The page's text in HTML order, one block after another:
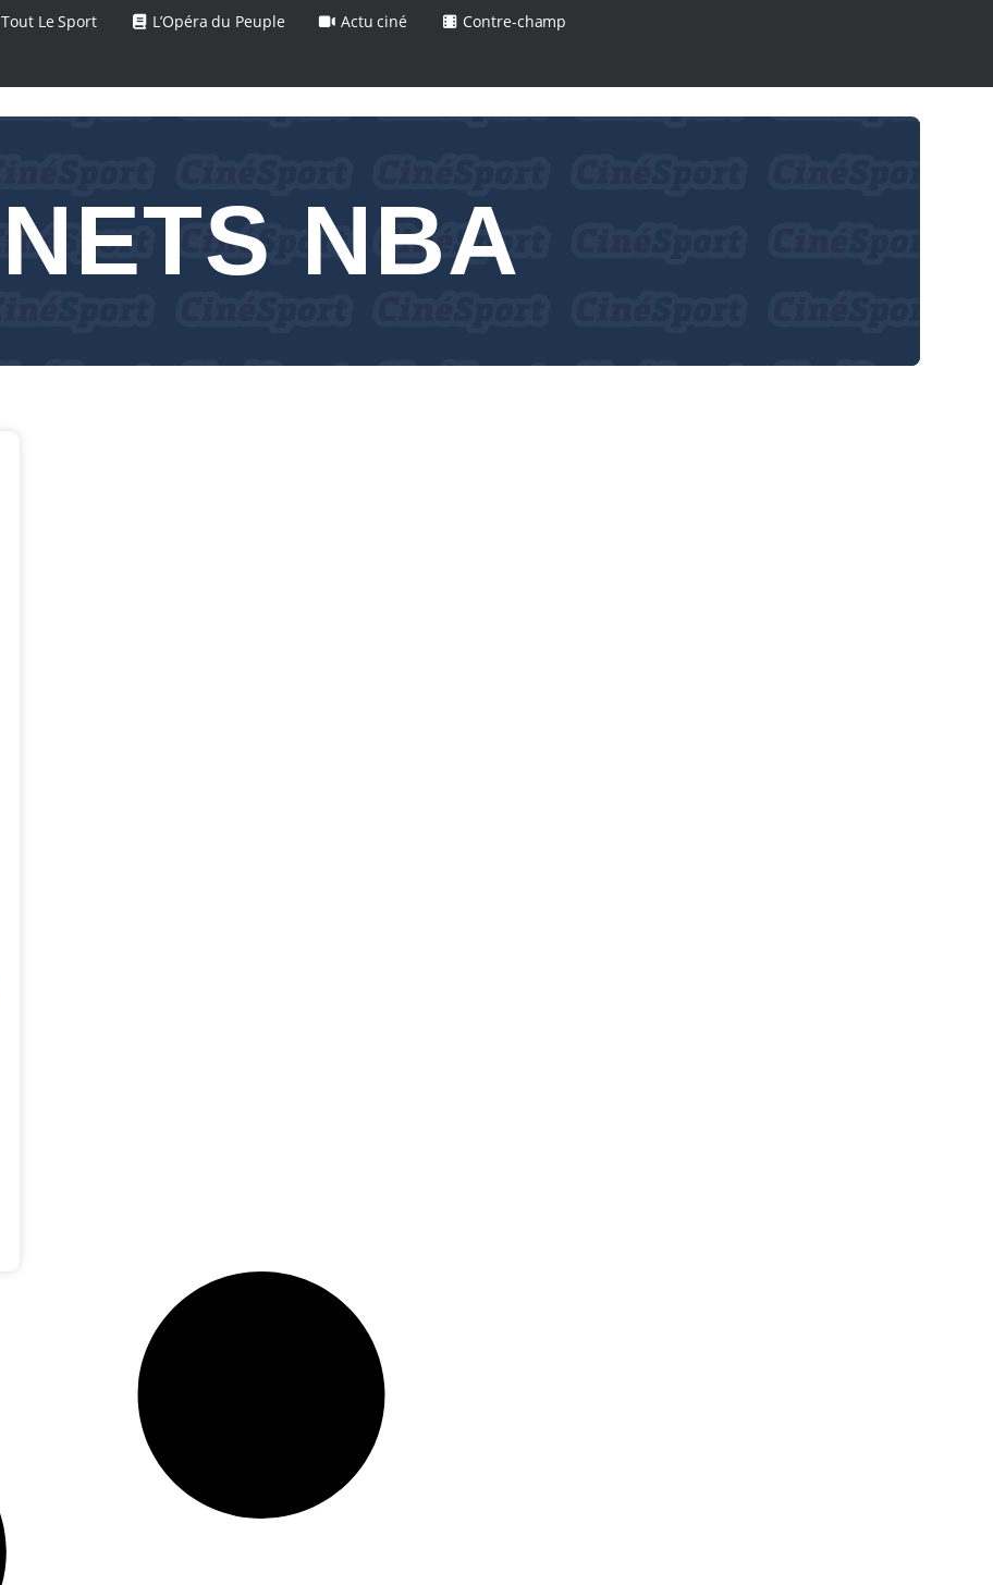
Tout Le Sport L’Opéra du Peuple Actu ciné Contre-champ
NETS NBA